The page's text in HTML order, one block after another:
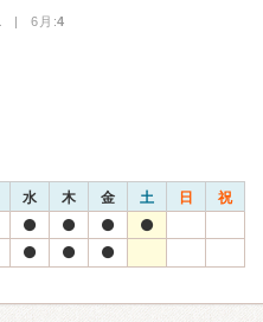
| 6月:4
水 木 金 土 日 祝